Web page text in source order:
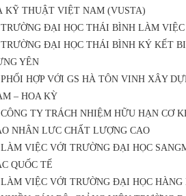
KỸ THUẬT VIỆT NAM (VUSTA)
TRƯỜNG ĐẠI HỌC THÁI BÌNH LÀM
TRƯỜNG ĐẠI HỌC THÁI BÌNH KÝ KẾT
YÊN
PHỐI HỢP VỚI GS HÀ TÔN VINH XÂY
– HOA KỲ
CÔNG TY TRÁCH NHIỆM HỮU HẠN CƠ
NHÂN LƯC CHẤT LƯỢNG CAO
LÀM VIỆC VỚI TRƯỜNG ĐẠI HỌC
QUỐC TẾ
LÀM VIỆC VỚI TRƯỜNG ĐẠI HỌC